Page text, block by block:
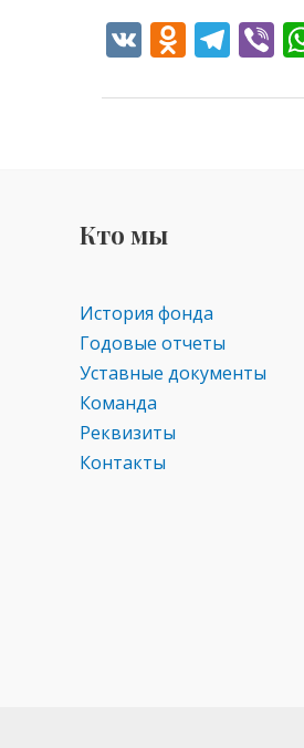
V O
n
ki
T
e
Vi
Кто мы
История фонда
Годовые отчеты
Уставные документы
Команда
Реквизиты
Контакты